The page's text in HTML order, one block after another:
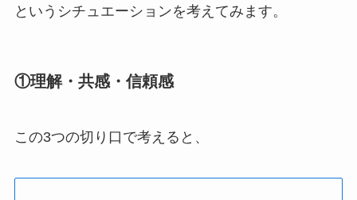
というシチュエーションを考えてみます。
①理解・共感・信頼感
この3つの切り口で考えると、